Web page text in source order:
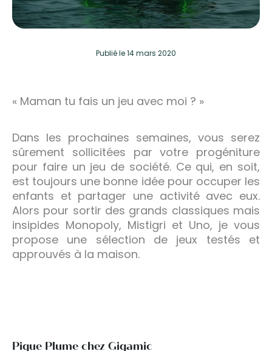
Publiéle 14 mars 2020
« Maman tu fais un jeu avec moi ? »
Dans les prochaines semaines, vous serez
sûrement sollicitées par votre progéniture
pour faire un jeu de société. Ce qui, en soit,
est toujours une bonne idée pour occuper les
enfants et partager une activité avec eux.
Alors pour sortir des grands classiques mais
insipides Monopoly, Mistigri et Uno, je vous
propose une sélection de jeux testés et
approuvés à la maison.
Pique Plume chez Gigamic